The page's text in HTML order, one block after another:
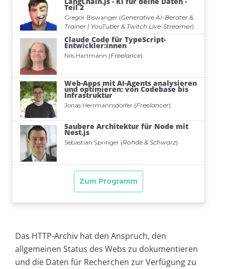
Das HTTP-Archiv hat den Anspruch, den
allgemeinen Status des Webs zu dokumentieren
und die Daten für Recherchen zur Verfügung zu